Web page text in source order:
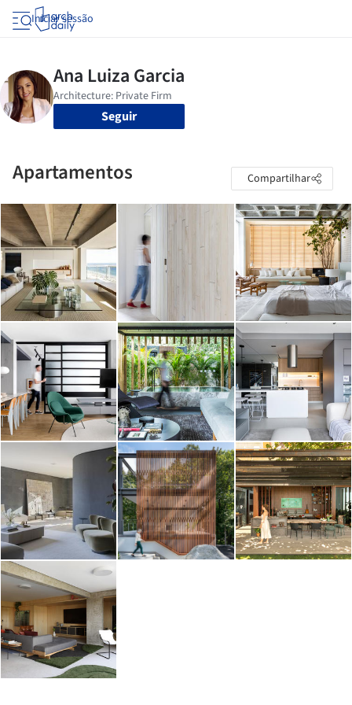
Iniciar sessão
Seguir
Apartamentos Compartilhar